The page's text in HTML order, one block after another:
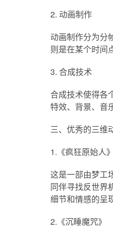
2. 动画制作
动画制作分为分
则是在某个时间
3. 合成技术
合成技术使得各
特效、背景、音
三、优秀的三维
1.《疯狂原始人
这是一部由梦工
同伴寻找反世界
细节和情感的呈
2.《沉睡魔咒》